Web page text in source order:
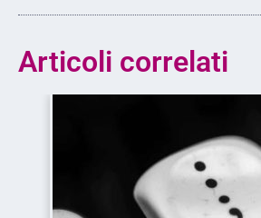
Articoli correlati